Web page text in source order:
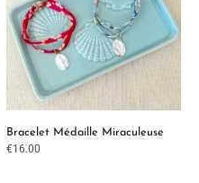
Bracelet Médaille Miraculeuse
€16.00